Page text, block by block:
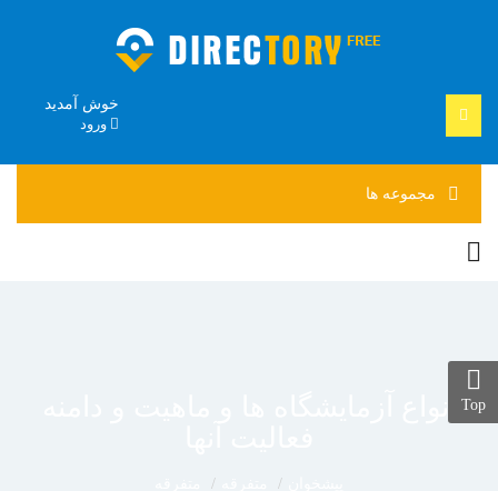
خوش آمدید
ورود
مجموعه ها
Top